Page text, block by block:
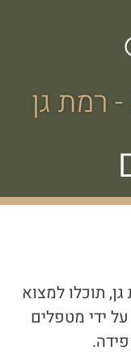
רמת גן
תוכלו למצוא
ידי מטפלים